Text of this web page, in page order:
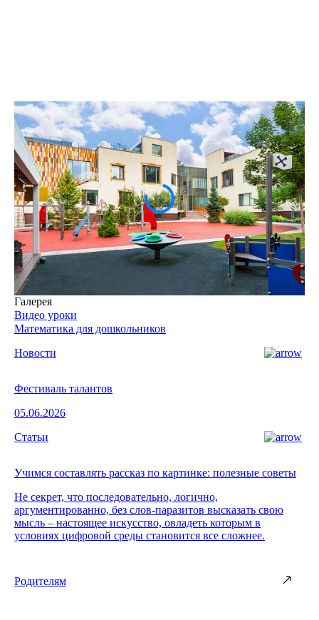
Галерея
Видео уроки
Математика для дошкольников
Новости
Фестиваль талантов
05.06.2026
Статьи
Учимся составлять рассказ по картинке: полезные советы
Не секрет, что последовательно, логично,
аргументированно, без слов-паразитов высказать свою
мысль – настоящее искусство, овладеть которым в
условиях цифровой среды становится все сложнее.
Родителям